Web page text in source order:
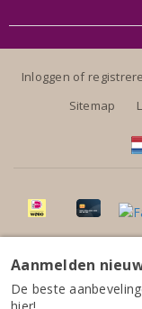
Inloggen of
Sitemap
Aanmelden
De beste